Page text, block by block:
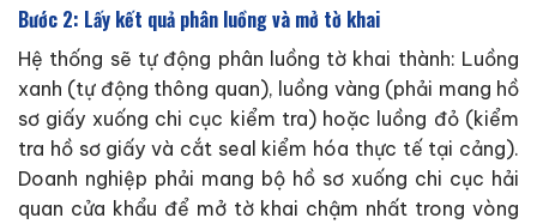
Bước 2: Lấy kết quả phân luồng và mở tờ khai
Hệ thống sẽ tự động phân luồng tờ khai thành: Luồng
xanh (tự động thông quan), luồng vàng (phải mang hồ
sơ giấy xuống chi cục kiểm tra) hoặc luồng đỏ (kiểm
tra hồ sơ giấy và cắt seal kiểm hóa thực tế tại cảng).
Doanh nghiệp phải mang bộ hồ sơ xuống chi cục hải
quan cửa khẩu để mở tờ khai chậm nhất trong vòng